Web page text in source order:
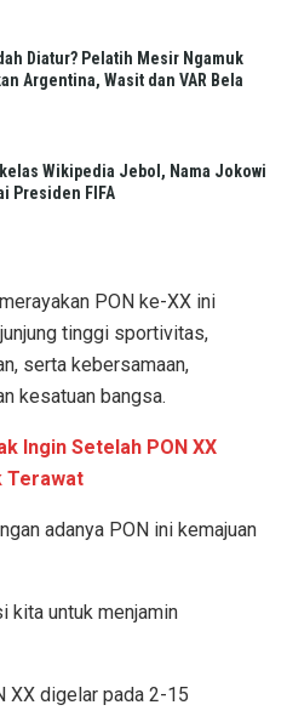
Diatur? Pelatih Mesir Ngamuk
Argentina, Wasit dan VAR Bela
Wikipedia Jebol, Nama Jokowi
Presiden FIFA
PON ke-XX ini
tinggi sportivitas,
serta kebersamaan,
kesatuan bangsa.
Ingin Setelah PON XX
Terawat
adanya PON ini kemajuan
kita untuk menjamin
XX digelar pada 2-15